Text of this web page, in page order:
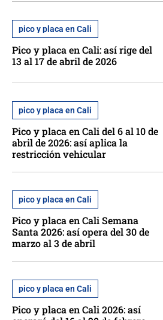
pico y placa en Cali
Pico y placa en Cali: así rige del
13 al 17 de abril de 2026
pico y placa en Cali
Pico y placa en Cali del 6 al 10 de
abril de 2026: así aplica la
restricción vehicular
pico y placa en Cali
Pico y placa en Cali Semana
Santa 2026: así opera del 30 de
marzo al 3 de abril
pico y placa en Cali
Pico y placa en Cali 2026: así